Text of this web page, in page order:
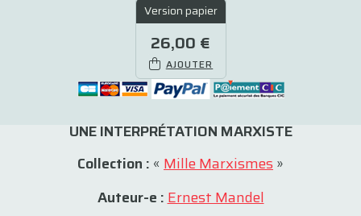
Version papier
26,00 €
AJOUTER
UNE INTERPRÉTATION MARXISTE
Collection : « Mille Marxismes»
Auteur-e :Ernest Mandel